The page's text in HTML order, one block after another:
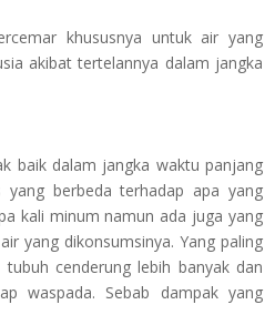
khususnya untuk air yang
akibat tertelannya dalam jangka
baik dalam jangka waktu panjang
berbeda terhadap apa yang
kali minum namun ada juga yang
yang dikonsumsinya. Yang paling
cenderung lebih banyak dan
waspada. Sebab dampak yang